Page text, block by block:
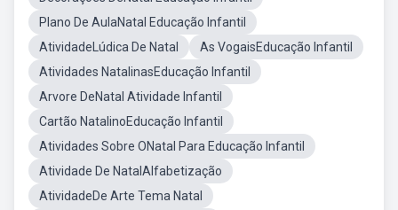
Plano De AulaNatal Educação Infantil
AtividadeLúdica De Natal
As VogaisEducação Infantil
Atividades NatalinasEducação Infantil
Arvore DeNatal Atividade Infantil
Cartão NatalinoEducação Infantil
Atividades Sobre ONatal Para Educação Infantil
Atividade De NatalAlfabetização
AtividadeDe Arte Tema Natal